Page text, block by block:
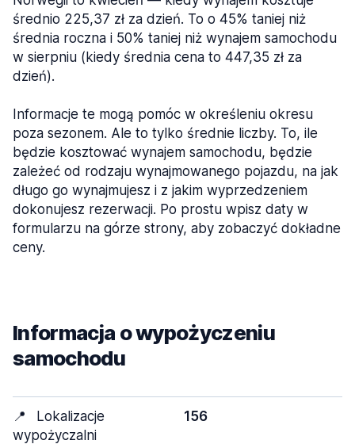
średnio 225,37 zł za dzień. To o 45% taniej niż
średnia roczna i 50% taniej niż wynajem samochodu
w sierpniu (kiedy średnia cena to 447,35 zł za
dzień).
Informacje te mogą pomóc w określeniu okresu
poza sezonem. Ale to tylko średnie liczby. To, ile
będzie kosztować wynajem samochodu, będzie
zależeć od rodzaju wynajmowanego pojazdu, na jak
długo go wynajmujesz i z jakim wyprzedzeniem
dokonujesz rezerwacji. Po prostu wpisz daty w
formularzu na górze strony, aby zobaczyć dokładne
ceny.
Informacja o wypożyczeniu
samochodu
📍
Lokalizacje
wypożyczalni
156